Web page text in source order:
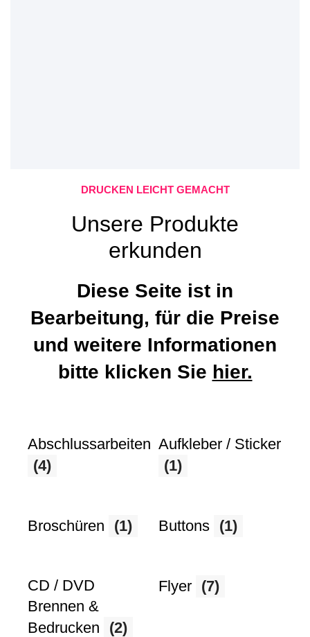
DRUCKEN LEICHT GEMACHT
Unsere Produkte
erkunden
Diese Seite ist in
Bearbeitung, für die Preise
und weitere Informationen
bitte klicken Sie hier.
Abschlussarbeiten
(4)
Aufkleber / Sticker
(1)
Broschüren (1) Buttons (1)
CD / DVD
Brennen &
Bedrucken
(2)
Flyer (7)